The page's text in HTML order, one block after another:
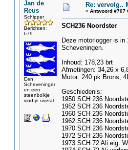
Jan de
Reus
Schipper
Berichten:
679
Een
Scheveninger
en een
steenbolkje
vind je overal
Re: vervolg..
« Antwoord #707
SCH236 Noordster
Deze motorlogger is
Scheveningen.
Inhoud: 178,23 brt
Afmetingen: 34,26 x
Motor: 240 pk Brons,
Geschiedenis:
1950 SCH 236
1952 SCH 236
1960 SCH 236
1962 SCH 236
1970 SCH 236
1972 SCH 236
1973 SCH 72 Ali eig.